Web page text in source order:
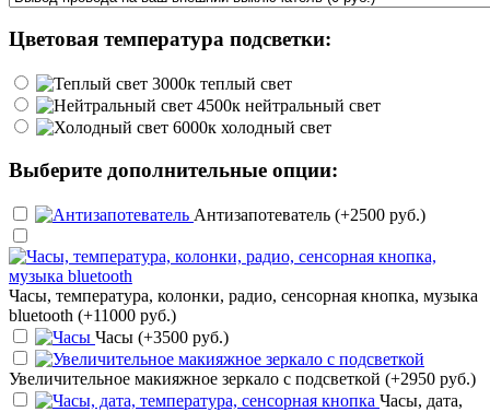
Цветовая температура подсветки:
теплый свет
нейтральный свет
холодный свет
Выберите дополнительные опции:
Антизапотеватель (+2500 руб.)
Часы, температура, колонки, радио, сенсорная кнопка, музыка
bluetooth (+11000 руб.)
Часы (+3500 руб.)
Увеличительное макияжное зеркало с подсветкой (+2950 руб.)
Часы, дата,